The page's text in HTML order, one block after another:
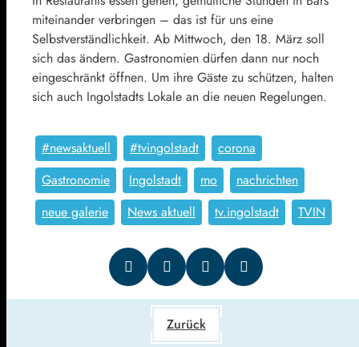
miteinander verbringen – das ist für uns eine
Selbstverständlichkeit. Ab Mittwoch, den 18. März soll
sich das ändern. Gastronomien dürfen dann nur noch
eingeschränkt öffnen. Um ihre Gäste zu schützen, halten
sich auch Ingolstadts Lokale an die neuen Regelungen.
#newsaktuell #tvingolstadt
corona
Gastronomie
Ingolstadt mo
nachrichten
neue galerie
News aktuell tv.ingolstadt TVIN
Zurück